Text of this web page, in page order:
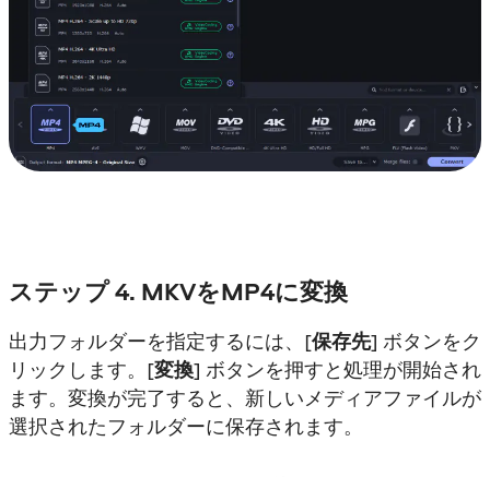
ステップ 4. MKVをMP4に変換
出力フォルダーを指定するには、[保存先] ボタンをク
リックします。[変換] ボタンを押すと処理が開始され
ます。変換が完了すると、新しいメディアファイルが
選択されたフォルダーに保存されます。